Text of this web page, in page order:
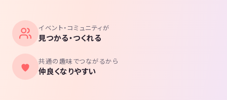
イベント・コミュニティが
見つかる・つくれる
共通の趣味でつながるから
仲良くなりやすい